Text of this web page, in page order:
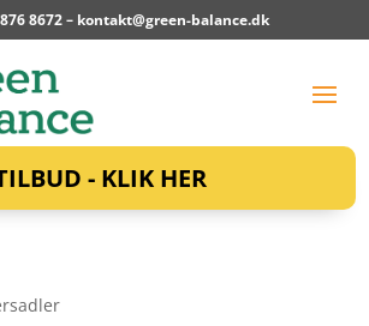
8672 – kontakt@green-balance.dk
- KLIK HER